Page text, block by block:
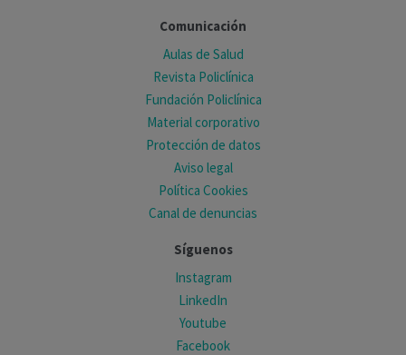
Comunicación
Aulas de Salud
Revista Policlínica
Fundación Policlínica
Material corporativo
Protección de datos
Aviso legal
Política Cookies
Canal de denuncias
Síguenos
Instagram
LinkedIn
Youtube
Facebook